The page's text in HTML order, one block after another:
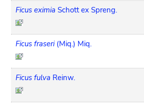
Ficus eximia Schott ex Spreng.
Ficus fraseri (Miq.) Miq.
Ficus fulva Reinw.